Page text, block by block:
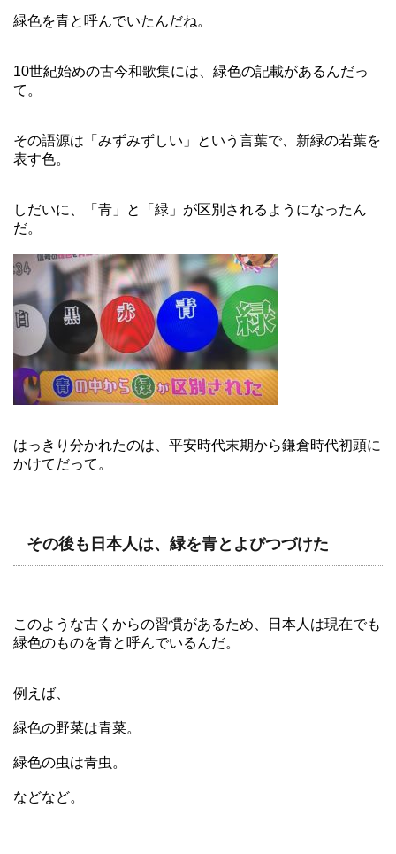
緑色を青と呼んでいたんだね。
10世紀始めの古今和歌集には、緑色の記載があるんだっ
て。
その語源は「みずみずしい」という言葉で、新緑の若葉を
表す色。
しだいに、「青」と「緑」が区別されるようになったん
だ。
はっきり分かれたのは、平安時代末期から鎌倉時代初頭に
かけてだって。
その後も日本人は、緑を青とよびつづけた
このような古くからの習慣があるため、日本人は現在でも
緑色のものを青と呼んでいるんだ。
例えば、
緑色の野菜は青菜。
緑色の虫は青虫。
などなど。